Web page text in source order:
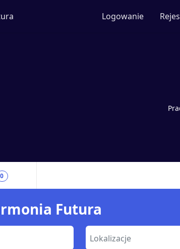
Logowanie
0
Futura